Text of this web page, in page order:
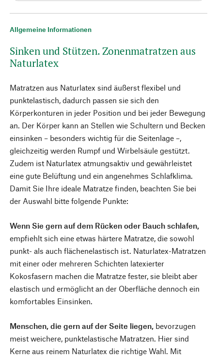
Allgemeine Informationen
Sinken und Stützen. Zonenmatratzen aus
Naturlatex
Matratzen aus Naturlatex sind äußerst flexibel und
punktelastisch, dadurch passen sie sich den
Körperkonturen in jeder Position und bei jeder Bewegung
an. Der Körper kann an Stellen wie Schultern und Becken
einsinken – besonders wichtig für die Seitenlage –,
gleichzeitig werden Rumpf und Wirbelsäule gestützt.
Zudem ist Naturlatex atmungsaktiv und gewährleistet
eine gute Belüftung und ein angenehmes Schlafklima.
Damit Sie Ihre ideale Matratze finden, beachten Sie bei
der Auswahl bitte folgende Punkte:
Wenn Sie gern auf dem Rücken oder Bauch schlafen,
empfiehlt sich eine etwas härtere Matratze, die sowohl
punkt- als auch flächenelastisch ist. Naturlatex-Matratzen
mit einer oder mehreren Schichten latexierter
Kokosfasern machen die Matratze fester, sie bleibt aber
elastisch und ermöglicht an der Oberfläche dennoch ein
komfortables Einsinken.
Menschen, die gern auf der Seite liegen, bevorzugen
meist weichere, punktelastische Matratzen. Hier sind
Kerne aus reinem Naturlatex die richtige Wahl. Mit